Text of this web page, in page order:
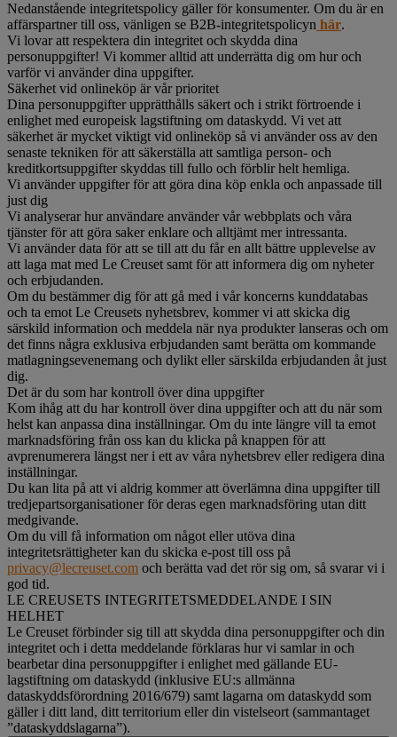
Nedanstående integritetspolicy gäller för konsumenter. Om du är en
affärspartner till oss, vänligen se B2B-integritetspolicyn här.
Vi lovar att respektera din integritet och skydda dina
personuppgifter! Vi kommer alltid att underrätta dig om hur och
varför vi använder dina uppgifter.
Säkerhet vid onlineköp är vår prioritet
Dina personuppgifter upprätthålls säkert och i strikt förtroende i
enlighet med europeisk lagstiftning om dataskydd. Vi vet att
säkerhet är mycket viktigt vid onlineköp så vi använder oss av den
senaste tekniken för att säkerställa att samtliga person- och
kreditkortsuppgifter skyddas till fullo och förblir helt hemliga.
Vi använder uppgifter för att göra dina köp enkla och anpassade till
just dig
Vi analyserar hur användare använder vår webbplats och våra
tjänster för att göra saker enklare och alltjämt mer intressanta.
Vi använder data för att se till att du får en allt bättre upplevelse av
att laga mat med Le Creuset samt för att informera dig om nyheter
och erbjudanden.
Om du bestämmer dig för att gå med i vår koncerns kunddatabas
och ta emot Le Creusets nyhetsbrev, kommer vi att skicka dig
särskild information och meddela när nya produkter lanseras och om
det finns några exklusiva erbjudanden samt berätta om kommande
matlagningsevenemang och dylikt eller särskilda erbjudanden åt just
dig.
Det är du som har kontroll över dina uppgifter
Kom ihåg att du har kontroll över dina uppgifter och att du när som
helst kan anpassa dina inställningar. Om du inte längre vill ta emot
marknadsföring från oss kan du klicka på knappen för att
avprenumerera längst ner i ett av våra nyhetsbrev eller redigera dina
inställningar.
Du kan lita på att vi aldrig kommer att överlämna dina uppgifter till
tredjepartsorganisationer för deras egen marknadsföring utan ditt
medgivande.
Om du vill få information om något eller utöva dina
integritetsrättigheter kan du skicka e-post till oss på
privacy@lecreuset.com och berätta vad det rör sig om, så svarar vi i
god tid.
LE CREUSETS INTEGRITETSMEDDELANDE I SIN
HELHET
Le Creuset förbinder sig till att skydda dina personuppgifter och din
integritet och i detta meddelande förklaras hur vi samlar in och
bearbetar dina personuppgifter i enlighet med gällande EU-
lagstiftning om dataskydd (inklusive EU:s allmänna
dataskyddsförordning 2016/679) samt lagarna om dataskydd som
gäller i ditt land, ditt territorium eller din vistelseort (sammantaget
”dataskyddslagarna”).